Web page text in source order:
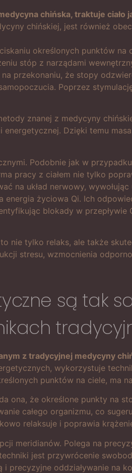
chińska, traktuje ciało
chińskiej, jest również
określonych punktów na
stóp z narządami
przekonaniu, że stopy
Poprzez
znanej z medycyny
Dzięki temu
Podobnie jak w
pracy z ciałem nie tylko
na układ nerwowy,
energia życiowa Qi. Ich
blokady w
nie tylko relaks, ale także
stresu, wzmocnienia
są tak
z tradycyjnej medycyny
wykorzystuje
punktów na ciele, ma
ona, że określone punkty na
całego organizmu, co
relaksuje i poprawia
meridianów. Polega na
jest przywrócenie
precyzyjne oddziaływanie na